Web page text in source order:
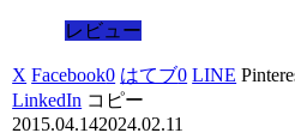
レビュー
X Facebook0 はてブ0 LINE
LinkedIn コピー
2015.04.142024.02.11